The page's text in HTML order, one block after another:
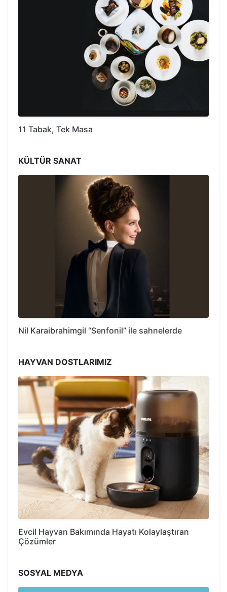
11 Tabak, Tek Masa
KÜLTÜR SANAT
Nil Karaibrahimgil “Senfonil” ile sahnelerde
HAYVAN DOSTLARIMIZ
Evcil Hayvan Bakımında Hayatı Kolaylaştıran
Çözümler
SOSYAL MEDYA